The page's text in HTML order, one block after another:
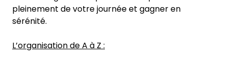
pleinement de votre journée et gagner en
sérénité.
L’organisation de A à Z :